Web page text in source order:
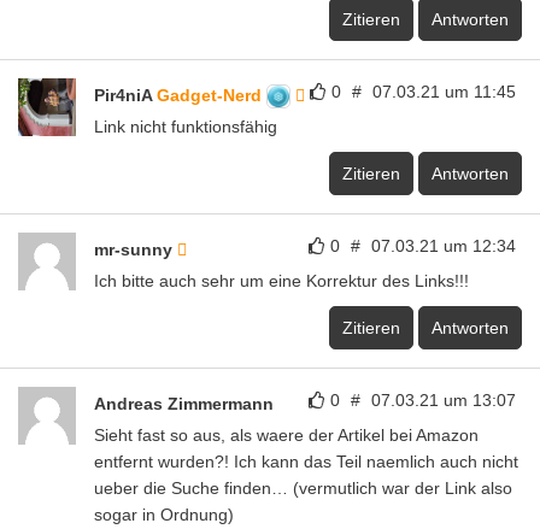
Zitieren Antworten
0 # 07.03.21 um 11:45
Pir4niAGadget-Nerd
Link nicht funktionsfähig
Zitieren Antworten
0 # 07.03.21 um 12:34
mr-sunny
Ich bitte auch sehr um eine Korrektur des Links!!!
Zitieren Antworten
0 # 07.03.21 um 13:07
Andreas Zimmermann
Sieht fast so aus, als waere der Artikel bei Amazon
entfernt wurden?! Ich kann das Teil naemlich auch nicht
ueber die Suche finden… (vermutlich war der Link also
sogar in Ordnung)